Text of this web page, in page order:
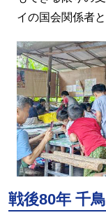
イの国会関係者
戦後80年 千